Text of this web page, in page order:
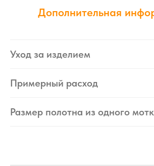
Дополнительная
Уход за изделием
Примерный расход
Размер полотна из одного